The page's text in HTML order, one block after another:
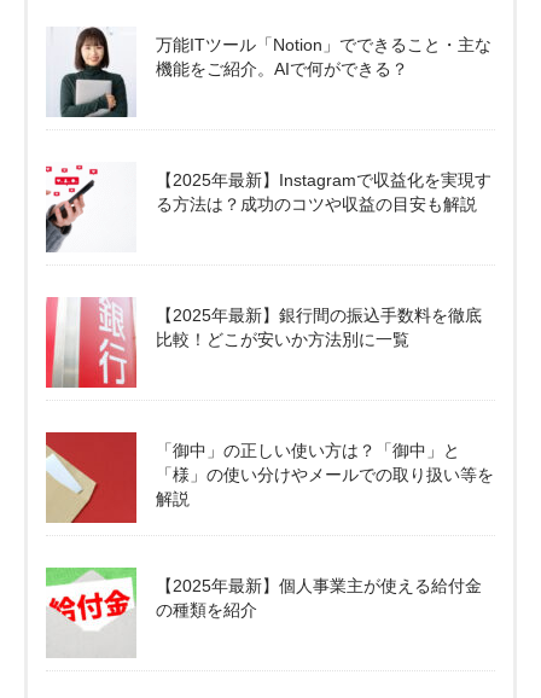
万能ITツール「Notion」でできること・主な
機能をご紹介。AIで何ができる？
【2025年最新】Instagramで収益化を実現す
る方法は？成功のコツや収益の目安も解説
【2025年最新】銀行間の振込手数料を徹底
比較！どこが安いか方法別に一覧
「御中」の正しい使い方は？「御中」と
「様」の使い分けやメールでの取り扱い等を
解説
【2025年最新】個人事業主が使える給付金
の種類を紹介